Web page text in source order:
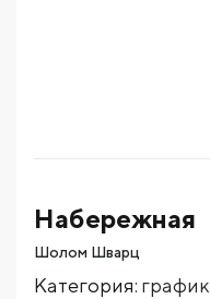
Набережная
Шолом Шварц
Категория: